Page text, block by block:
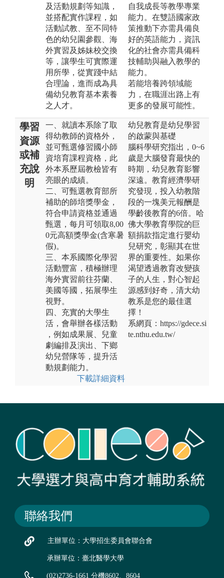
及活動規劃等知識，
並搭配實作課程，如
活動試教、至不同特
色的幼兒園參觀、海
外實習及姊妹校交換
等，讓學生可實際運
用所學，從實踐中結
合理論，進而成為具
備幼兒教育基本素養
之人才。
自我成長等教學專業
能力。在雙語國家政
策推動下亦需具備良
好的英語能力，資訊
化的社會亦需具備科
技輔助與融入教學的
能力。
若能培養跨領域能
力，在職涯出路上有
更多的發展可能性。
學習
資源
或補
充說
明
一、就讀本系除了取
得幼教師的資格外，
並可甄選修習國小師
資培育課程資格，此
外本系歷屆教檢皆有
亮眼的成績。
二、可甄選教育部所
補助的師培獎學金，
符合申請資格並通過
甄選，每月可領取8,00
0元高額獎學金(含寒暑
假)。
三、本系國際化學習
活動豐富，積極辦理
海外實習前往芬蘭、
美國等國，拓展學生
視野。
四、充實的大學生
活，會舉辦各樣活動
，例如成果展、兒童
劇編排及演出、下鄉
幼兒營隊等，提升活
動規劃能力。
下載詳細資料
幼兒教育是幼兒學習
的啟蒙與基礎
腦科學研究指出，0~6
歲是大腦發育最快的
時期，幼兒教育影響
深遠。教育經濟學研
究發現，投入幼教階
段的一塊美元報酬是
學齡後教育的6倍。哈
佛大學教育學院的巨
額捐款指定進行嬰幼
兒研究，彰顯其在世
界的重要性。如果你
渴望透過教育改變孩
子的人生，對心智起
源感到好奇，清大幼
教系是您的最佳選
擇！
系網頁：https://gdece.si
te.nthu.edu.tw/
聯絡我們
主辦單位：大學招生委員會聯合會
承辦單位：臺北醫學大學
(02)2736-1661 分機8602、8604